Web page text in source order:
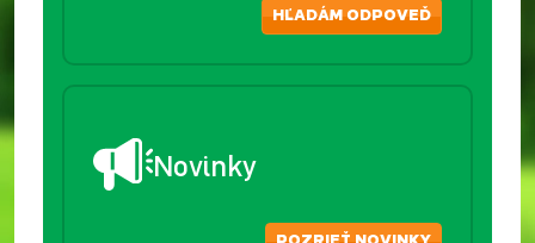
HĽADÁM ODPOVEĎ
Novinky